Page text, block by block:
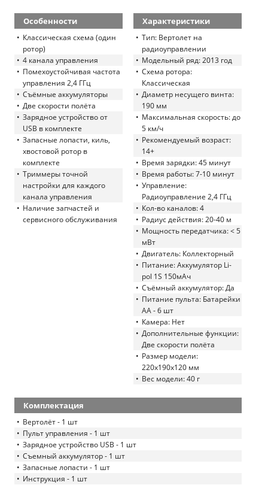
Особенности
Классическая схема (один
ротор)
4 канала управления
Помехоустойчивая частота
управления 2,4 ГГц
Съёмные аккумуляторы
Две скорости полёта
Зарядное устройство от
USB в комплекте
Запасные лопасти, киль,
хвостовой ротор в
комплекте
Триммеры точной
настройки для каждого
канала управления
Наличие запчастей и
сервисного обслуживания
Характеристики
Тип: Вертолет на
радиоуправлении
Модельный ряд: 2013 год
Схема ротора:
Классическая
Диаметр несущего винта:
190 мм
Максимальная скорость: до
5 км/ч
Рекомендуемый возраст:
14+
Время зарядки: 45 минут
Время работы: 7-10 минут
Управление:
Радиоуправление 2,4 ГГц
Кол-во каналов: 4
Радиус действия: 20-40 м
Мощность передатчика: < 5
мВт
Двигатель: Коллекторный
Питание: Аккумулятор Li-
pol 1S 150мАч
Съёмный аккумулятор: Да
Питание пульта: Батарейки
АА - 6 шт
Камера: Нет
Дополнительные функции:
Две скорости полёта
Размер модели:
220х190х120 мм
Вес модели: 40 г
Комплектация
Вертолёт - 1 шт
Пульт управления - 1 шт
Зарядное устройство USB - 1 шт
Съемный аккумулятор - 1 шт
Запасные лопасти - 1 шт
Инструкция - 1 шт